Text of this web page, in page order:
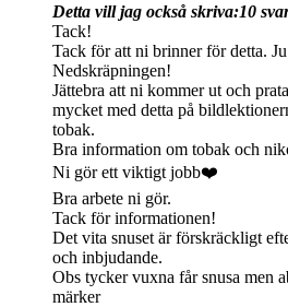
Detta vill jag också skriva:10
Tack!
Tack för att ni brinner för detta.
Nedskräpningen!
Jättebra att ni kommer ut och
mycket med detta på
tobak.
Bra information om tobak och
Ni gör ett viktigt jobb❤️
Bra arbete ni gör.
Tack för informationen!
Det vita snuset är förskräckligt
och inbjudande.
Obs tycker vuxna får snusa men
märker